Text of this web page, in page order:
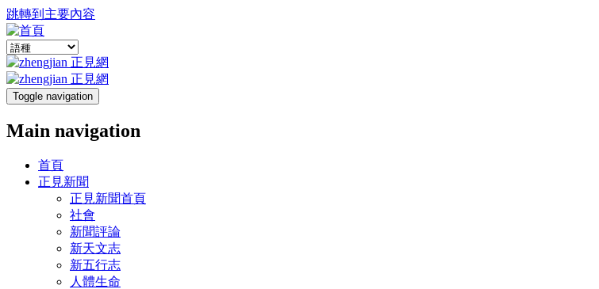
跳轉到主要內容
Toggle navigation
Main navigation
首頁
正見新聞
正見新聞首頁
社會
新聞評論
新天文志
新五行志
人體生命